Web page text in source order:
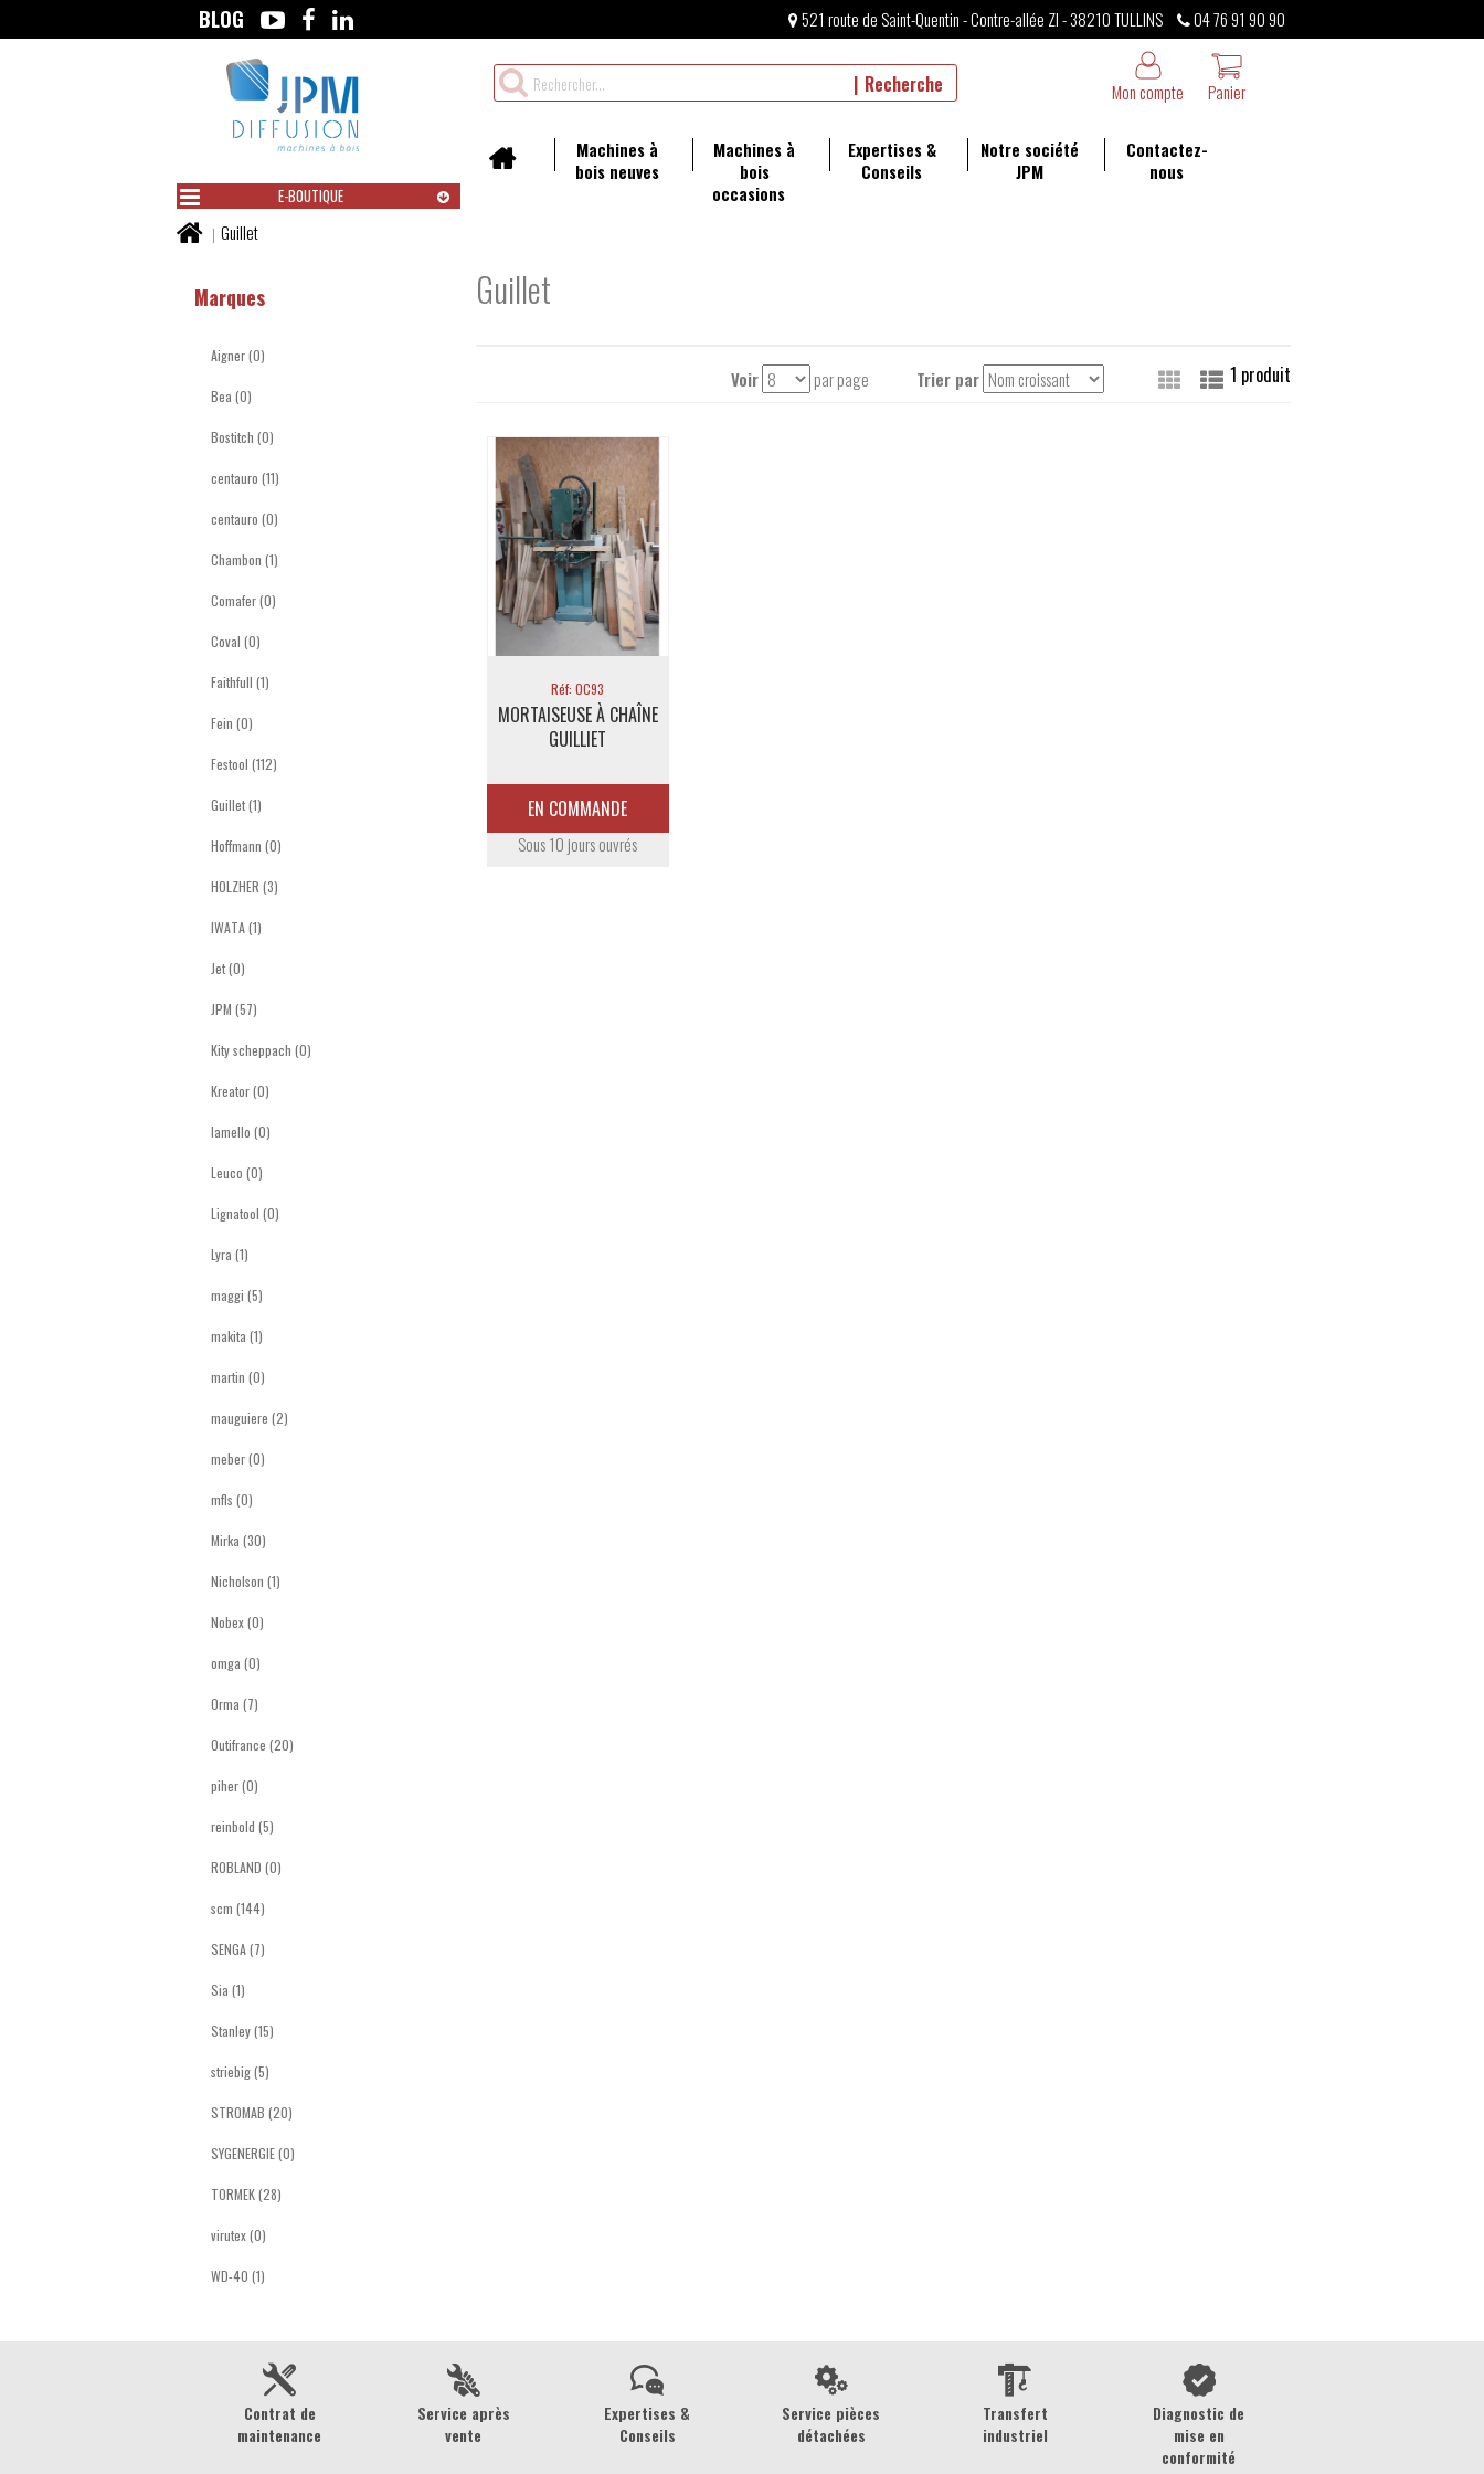
BLOG 521 route de Saint-Quentin - Contre-allée ZI - 38210 TULLINS
04 76 91 90 90
Rechercher
un
Recherche Panier
Mon compte
Machines à
bois neuves
Machines à
bois
occasions
Expertises &
Conseils
Notre société
JPM
Contactez-
nous
E-BOUTIQUE
Vous
Guillet
Guillet
1 produit
Voir par page Trier par Voir
Réf: OC93
MORTAISEUSE À CHAÎNE
GUILLIET
EN COMMANDE
Sous 10 jours ouvrés
Marques
Aigner (0)
Bea (0)
Bostitch (0)
centauro (11)
centauro (0)
Chambon (1)
Comafer (0)
Coval (0)
Faithfull (1)
Fein (0)
Festool (112)
Guillet (1)
Hoffmann (0)
HOLZHER (3)
IWATA (1)
Jet (0)
JPM (57)
Kity scheppach (0)
Kreator (0)
lamello (0)
Leuco (0)
Lignatool (0)
Lyra (1)
maggi (5)
makita (1)
martin (0)
mauguiere (2)
meber (0)
mfls (0)
Mirka (30)
Nicholson (1)
Nobex (0)
omga (0)
Orma (7)
Outifrance (20)
piher (0)
reinbold (5)
ROBLAND (0)
scm (144)
SENGA (7)
Sia (1)
Stanley (15)
striebig (5)
STROMAB (20)
SYGENERGIE (0)
TORMEK (28)
virutex (0)
WD-40 (1)
Contrat de
maintenance
Service après
vente
Expertises &
Conseils
Service pièces
détachées
Transfert
industriel
Diagnostic de
mise en
conformité